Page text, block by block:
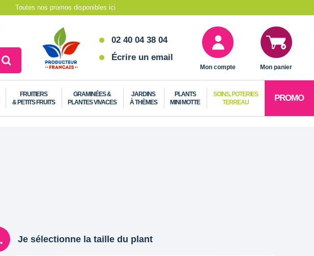
Toutes nos promos disponibles ici
02 40 04 38 04
Écrire un email
Mon compte Mon panier
FRUITIERS
& PETITS FRUITS
GRAMINÉES &
PLANTES VIVACES
JARDINS
À THÈMES
PLANTS
MINI MOTTE
SOINS, POTERIES
TERREAU
PROMO
Je sélectionne la taille du plant